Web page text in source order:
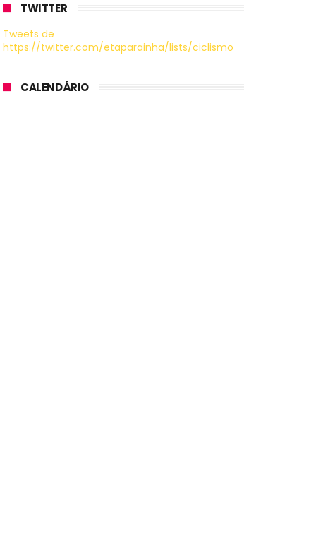
TWITTER
Tweets de
https://twitter.com/etaparainha/lists/ciclismo
CALENDÁRIO